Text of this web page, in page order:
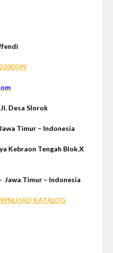
Jl. Desa Slorok
Timur – Indonesia
Kebraon Tengah Blok.X
Jawa Timur – Indonesia
KATALOG